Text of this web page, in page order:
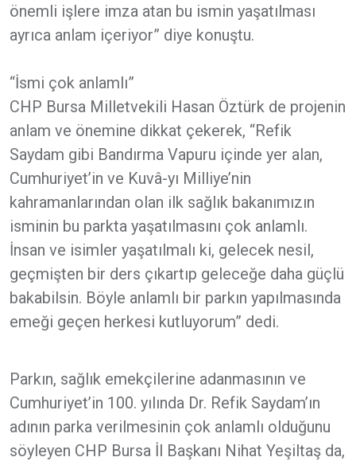
önemli işlere imza atan bu ismin yaşatılması
ayrıca anlam içeriyor” diye konuştu.
“İsmi çok anlamlı”
CHP Bursa Milletvekili Hasan Öztürk de projenin
anlam ve önemine dikkat çekerek, “Refik
Saydam gibi Bandırma Vapuru içinde yer alan,
Cumhuriyet’in ve Kuvâ-yı Milliye’nin
kahramanlarından olan ilk sağlık bakanımızın
isminin bu parkta yaşatılmasını çok anlamlı.
İnsan ve isimler yaşatılmalı ki, gelecek nesil,
geçmişten bir ders çıkartıp geleceğe daha güçlü
bakabilsin. Böyle anlamlı bir parkın yapılmasında
emeği geçen herkesi kutluyorum” dedi.
Parkın, sağlık emekçilerine adanmasının ve
Cumhuriyet’in 100. yılında Dr. Refik Saydam’ın
adının parka verilmesinin çok anlamlı olduğunu
söyleyen CHP Bursa İl Başkanı Nihat Yeşiltaş da,